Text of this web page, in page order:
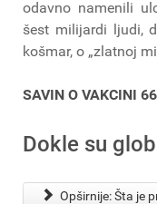
odavno namenili
šest milijardi ljudi,
košmar, o „zlatnoj
SAVIN O VAKCINI
Dokle su
Opširnije: Šta je